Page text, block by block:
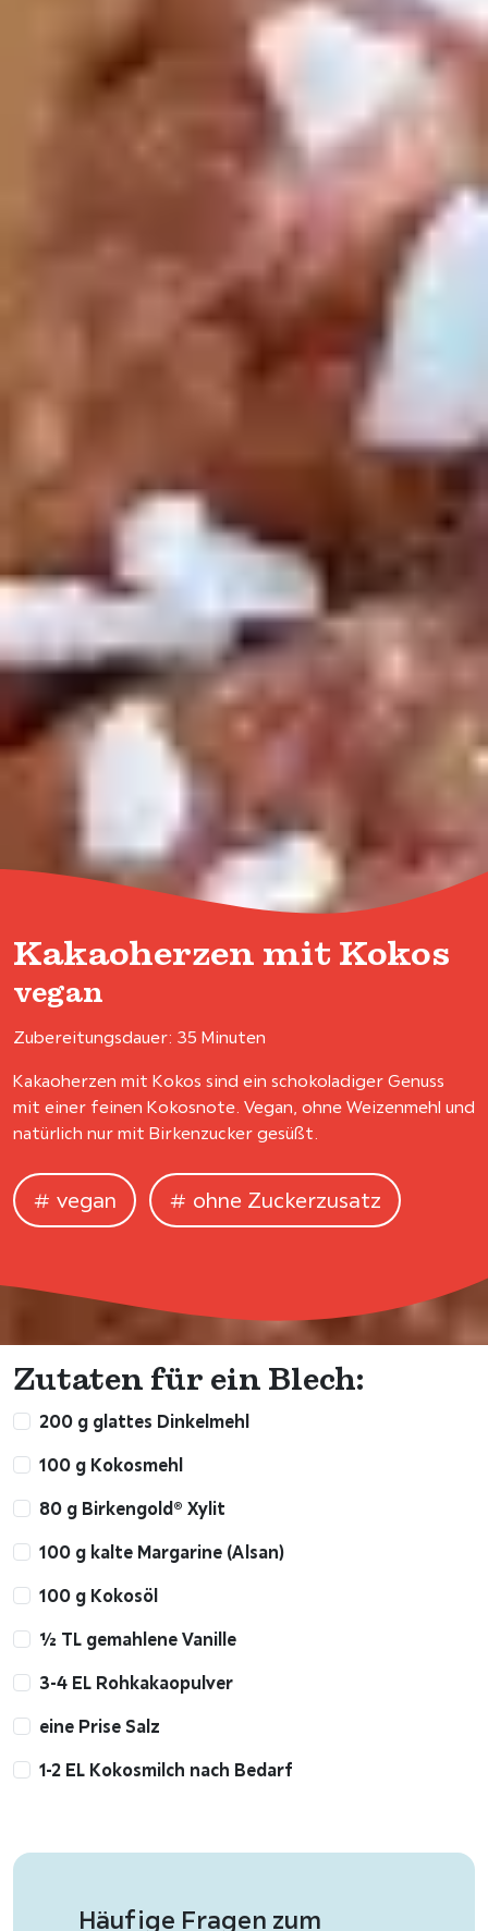
Kakaoherzen mit Kokos
vegan
Zubereitungsdauer: 35 Minuten
Kakaoherzen mit Kokos sind ein schokoladiger Genuss
mit einer feinen Kokosnote. Vegan, ohne Weizenmehl und
natürlich nur mit Birkenzucker gesüßt.
vegan ohne Zuckerzusatz
Zutaten für ein Blech:
200 g glattes Dinkelmehl
100 g Kokosmehl
80 g Birkengold® Xylit
100 g kalte Margarine (Alsan)
100 g Kokosöl
½ TL gemahlene Vanille
3-4 EL Rohkakaopulver
eine Prise Salz
1-2 EL Kokosmilch nach Bedarf
Häufige Fragen zum